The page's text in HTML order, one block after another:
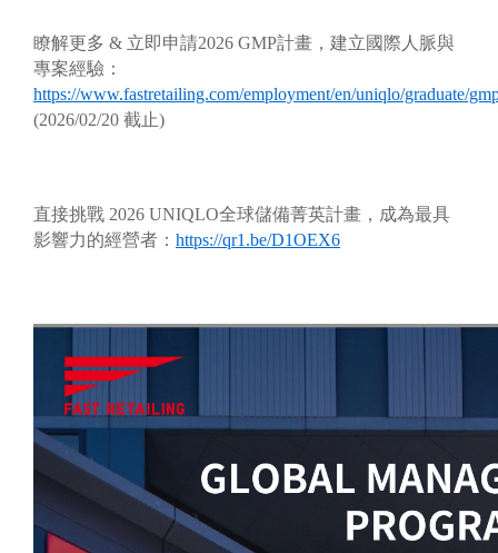
瞭解更多 & 立即申請2026 GMP計畫，建立國際人脈與
專案經驗：
https://www.fastretailing.com/employment/en/uniqlo/graduate/
(2026/02/20 截止)
直接挑戰 2026 UNIQLO全球儲備菁英計畫，成為最具
影響力的經營者： https://qr1.be/D1OEX6